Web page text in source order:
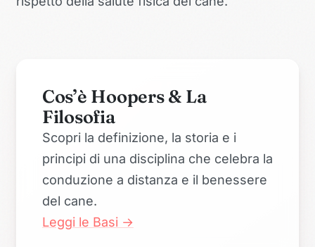
Cos’è Hoopers & La
Filosofia
Scopri la definizione, la storia e i
principi di una disciplina che celebra la
conduzione a distanza e il benessere
del cane.
Leggi le Basi →